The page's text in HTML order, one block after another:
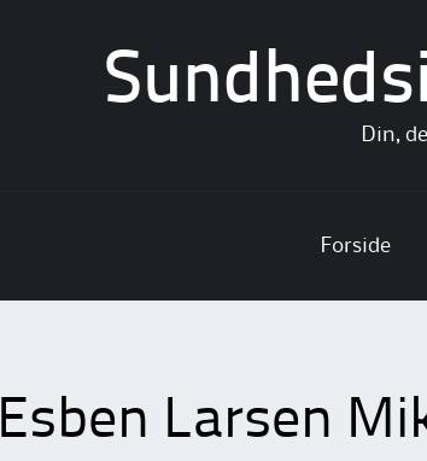
Din,
Forside
Esben Larsen